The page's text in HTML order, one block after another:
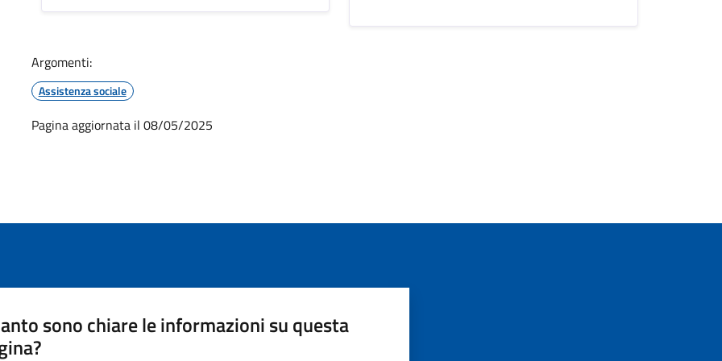
Argomenti:
Assistenza sociale
Pagina aggiornata il 08/05/2025
sono chiare le informazioni su questa